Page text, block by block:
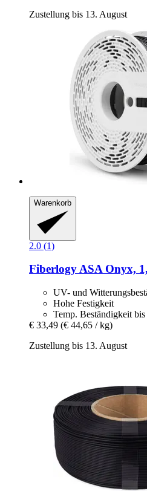
Zustellung bis 13. August
Warenkorb
2.0 (1)
FiberlogyASA Onyx,
UV- und
Hohe Festigkeit
Temp. Beständigkeit bis
€ 33,49 (€ 44,65 / kg)
Zustellung bis 13. August